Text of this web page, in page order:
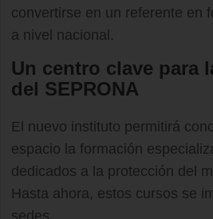
convertirse en un referente en
a nivel nacional.
Un centro clave para
del SEPRONA
El nuevo instituto permitirá
espacio la formación
dedicados a la protección del
Hasta ahora, estos cursos se